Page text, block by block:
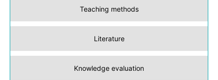
Teaching methods
Literature
Knowledge evaluation